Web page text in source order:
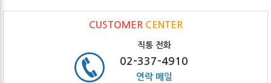
CUSTOMER CENTER
직통 전화
02-337-4910
연락 메일